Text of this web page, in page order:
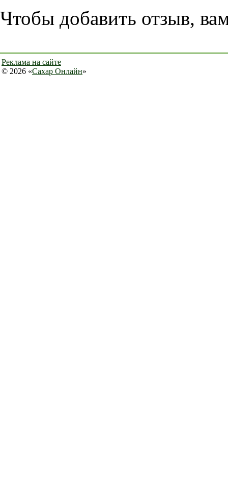
Чтобы добавить отзыв,
Реклама на сайте
© 2026 «Сахар Онлайн»